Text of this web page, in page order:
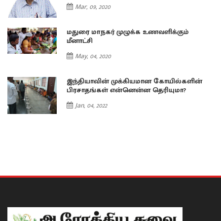
Mar, 09, 2020
மதுரை மாநகர் முழுக்க உணவளிக்கும்
மீனாட்சி
May, 04, 2020
இந்தியாவின் முக்கியமான கோயில்களின்
பிரசாதங்கள் என்னென்ன தெரியுமா?
Jan, 04, 2022